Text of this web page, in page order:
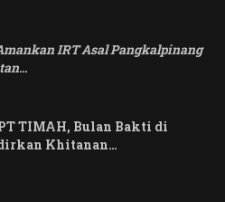
IRT Asal Pangkalpinang
…
TIMAH, Bulan Bakti di
Khitanan…